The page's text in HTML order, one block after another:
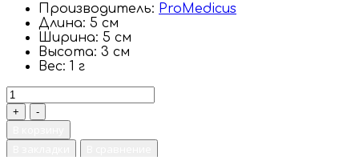
Производитель: ProMedicus
Длина: 5 см
Ширина: 5 см
Высота: 3 см
Вес: 1 г